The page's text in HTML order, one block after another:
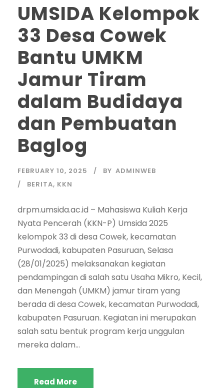
UMSIDA Kelompok
33 Desa Cowek
Bantu UMKM
Jamur Tiram
dalam Budidaya
dan Pembuatan
Baglog
FEBRUARY 10, 2025 BY ADMINWEB
BERITA, KKN
drpm.umsida.ac.id – Mahasiswa Kuliah Kerja
Nyata Pencerah (KKN-P) Umsida 2025
kelompok 33 di desa Cowek, kecamatan
Purwodadi, kabupaten Pasuruan, Selasa
(28/01/2025) melaksanakan kegiatan
pendampingan di salah satu Usaha Mikro, Kecil,
dan Menengah (UMKM) jamur tiram yang
berada di desa Cowek, kecamatan Purwodadi,
kabupaten Pasuruan. Kegiatan ini merupakan
salah satu bentuk program kerja unggulan
mereka dalam...
Read More